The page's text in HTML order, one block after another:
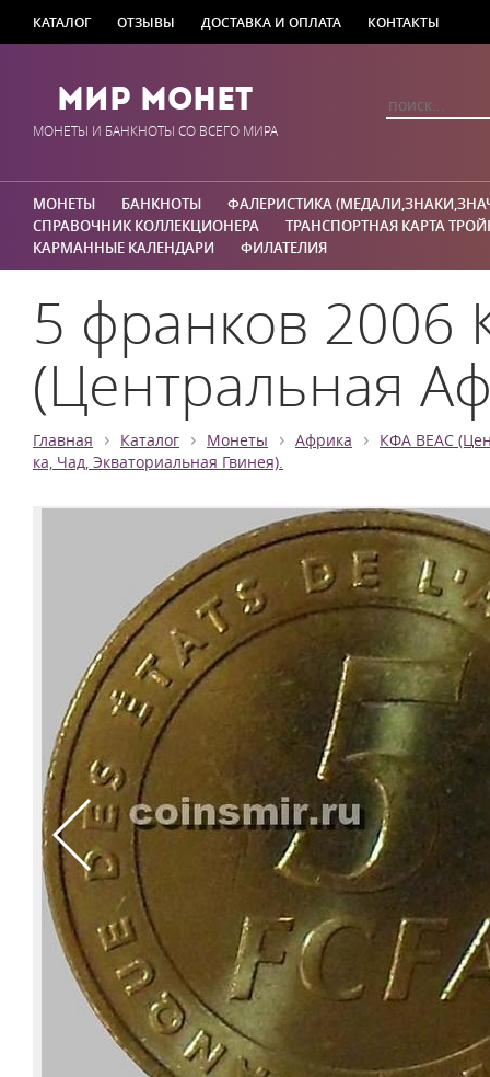
КАТАЛОГ ОТЗЫВЫ ДОСТАВКА И ОПЛАТА КОНТАКТЫ
Мир Монет
МОНЕТЫ И БАНКНОТЫ СО ВСЕГО МИРА
МОНЕТЫ БАНКНОТЫ
ФАЛЕРИСТИКА
СПРАВОЧНИК КОЛЛЕКЦИОНЕРА
ТРАНСПОРТНАЯ КАРТА
КАРМАННЫЕ КАЛЕНДАРИ
ФИЛАТЕЛИЯ
5 франков 2006
(Центральная
Главная › Каталог › Монеты › Африка ›
КФА BEAC
ка, Чад, Экваториальная Гвинея).